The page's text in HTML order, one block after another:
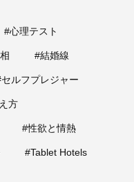
#心理テスト
#結婚線
ルフプレジャー
方
#性欲と情熱
#Tablet Hotels